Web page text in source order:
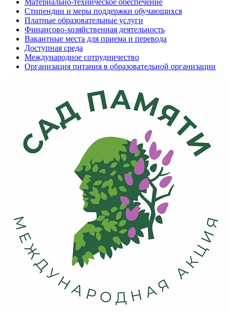
Материально-техническое обеспечение
Стипендии и меры поддержки обучающихся
Платные образовательные услуги
Финансово-хозяйственная деятельность
Вакантные места для приема и перевода
Доступная среда
Международное сотрудничество
Организация питания в образовательной организации